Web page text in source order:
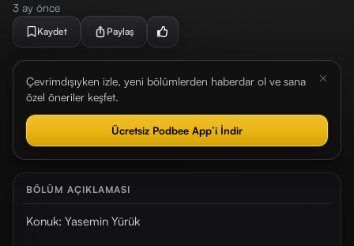
3 ay önce
Kaydet Paylaş
Çevrimdışıyken izle, yeni bölümlerden haberdar ol ve sana
özel öneriler keşfet.
Ücretsiz Podbee App’i İndir
BÖLÜM AÇIKLAMASI
Konuk: Yasemin Yürük